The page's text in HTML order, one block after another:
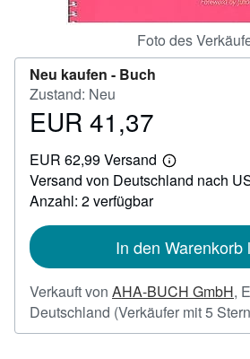
Foto des
Neu kaufen - Buch
Zustand: Neu
Preis
41,37
EUR 41,37
EUR 62,99 Versand
Weitere
Informationen
Versand von Deutschland nach
Anzahl: 2 verfügbar
In den Warenkorb
Verkauft von AHA-BUCH GmbH,
Deutschland (Verkäufer mit 5